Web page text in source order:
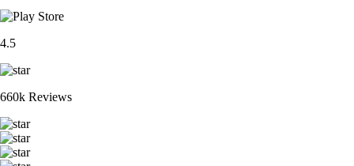
4.5
660k Reviews